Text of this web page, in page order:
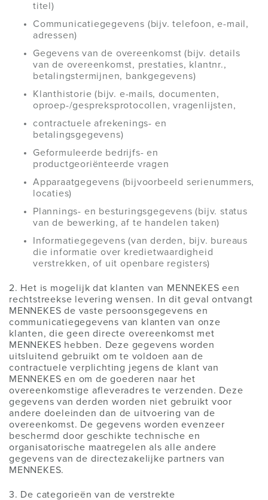
titel)
Communicatiegegevens (bijv. telefoon, e-mail,
adressen)
Gegevens van de overeenkomst (bijv. details
van de overeenkomst, prestaties, klantnr.,
betalingstermijnen, bankgegevens)
Klanthistorie (bijv. e-mails, documenten,
oproep-/gespreksprotocollen, vragenlijsten,
contractuele afrekenings- en
betalingsgegevens)
Geformuleerde bedrijfs- en
productgeoriënteerde vragen
Apparaatgegevens (bijvoorbeeld serienummers,
locaties)
Plannings- en besturingsgegevens (bijv. status
van de bewerking, af te handelen taken)
Informatiegegevens (van derden, bijv. bureaus
die informatie over kredietwaardigheid
verstrekken, of uit openbare registers)
2. Het is mogelijk dat klanten van MENNEKES een
rechtstreekse levering wensen. In dit geval ontvangt
MENNEKES de vaste persoonsgegevens en
communicatiegegevens van klanten van onze
klanten, die geen directe overeenkomst met
MENNEKES hebben. Deze gegevens worden
uitsluitend gebruikt om te voldoen aan de
contractuele verplichting jegens de klant van
MENNEKES en om de goederen naar het
overeenkomstige afleveradres te verzenden. Deze
gegevens van derden worden niet gebruikt voor
andere doeleinden dan de uitvoering van de
overeenkomst. De gegevens worden evenzeer
beschermd door geschikte technische en
organisatorische maatregelen als alle andere
gegevens van de directezakelijke partners van
MENNEKES.
3. De categorieën van de verstrekte